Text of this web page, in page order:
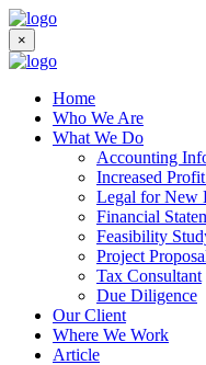
×
Home
Who We Are
What We Do
Accounting
Increased
Legal for New
Financial
Feasibility
Project
Tax Consultant
Due Diligence
Our Client
Where We Work
Article